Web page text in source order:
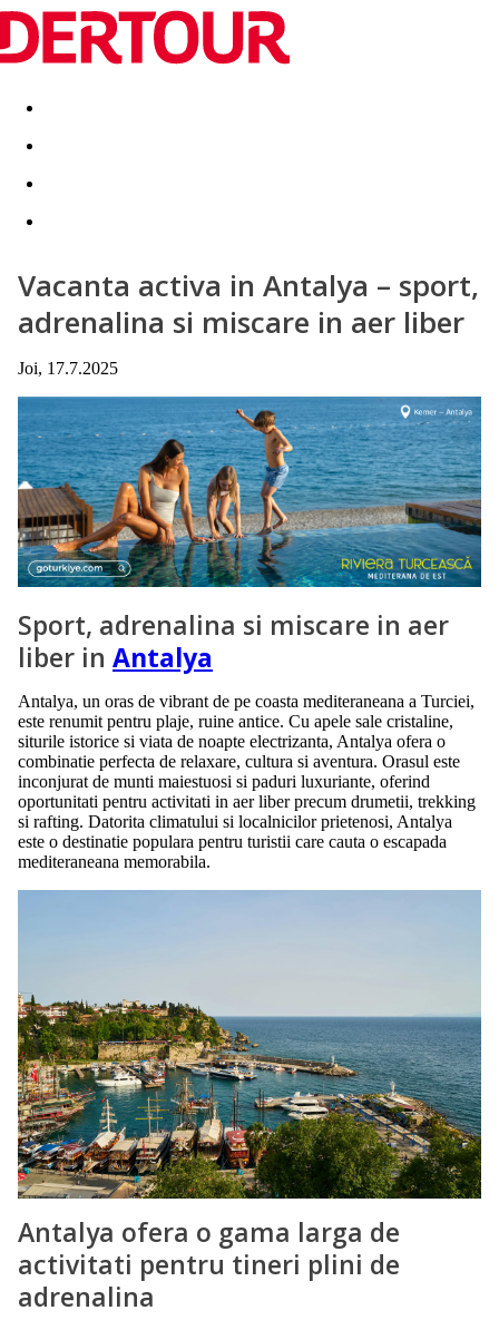
Destinatii Vacanta perfecta OFERTE DE NERATAT
Vacanta activa in Antalya – sport,
adrenalina si miscare in aer liber
Joi, 17.7.2025
Sport, adrenalina si miscare in aer
liber in Antalya
Antalya, un oras de vibrant de pe coasta mediteraneana a Turciei,
este renumit pentru plaje, ruine antice. Cu apele sale cristaline,
siturile istorice si viata de noapte electrizanta, Antalya ofera o
combinatie perfecta de relaxare, cultura si aventura. Orasul este
inconjurat de munti maiestuosi si paduri luxuriante, oferind
oportunitati pentru activitati in aer liber precum drumetii, trekking
si rafting. Datorita climatului si localnicilor prietenosi, Antalya
este o destinatie populara pentru turistii care cauta o escapada
mediteraneana memorabila.
Antalya ofera o gama larga de
activitati pentru tineri plini de
adrenalina